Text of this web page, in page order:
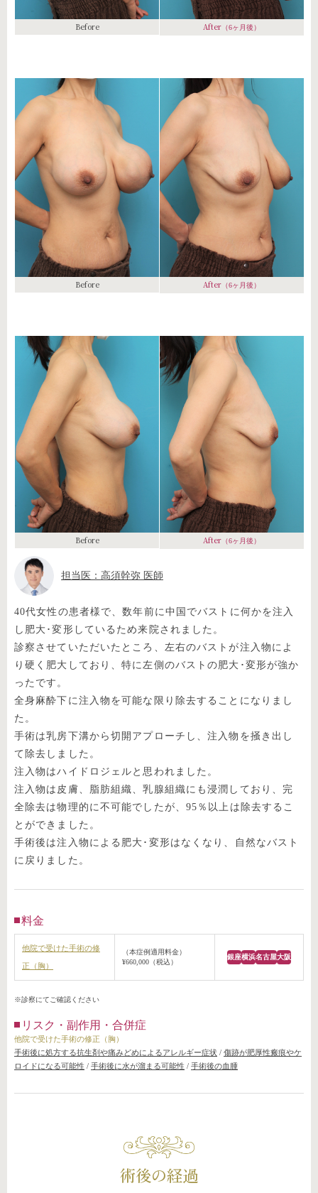
Before After （6ヶ月後）
Before After （6ヶ月後）
Before After （6ヶ月後）
担当医：高須幹弥 医師
40代女性の患者様で、数年前に中国でバストに何かを注入
し肥大･変形しているため来院されました。
診察させていただいたところ、左右のバストが注入物によ
り硬く肥大しており、特に左側のバストの肥大･変形が強か
ったです。
全身麻酔下に注入物を可能な限り除去することになりまし
た。
手術は乳房下溝から切開アプローチし、注入物を掻き出し
て除去しました。
注入物はハイドロジェルと思われました。
注入物は皮膚、脂肪組織、乳腺組織にも浸潤しており、完
全除去は物理的に不可能でしたが、95％以上は除去するこ
とができました。
手術後は注入物による肥大･変形はなくなり、自然なバスト
に戻りました。
料金
他院で受けた手術の修
正（胸）
（本症例適用料金）
¥660,000（税込）
銀座横浜名古屋大阪
※診察にてご確認ください
リスク・副作用・合併症
他院で受けた手術の修正（胸）
手術後に処方する抗生剤や痛みどめによるアレルギー症状 / 傷跡が肥厚性瘢痕やケ
ロイドになる可能性 / 手術後に水が溜まる可能性 / 手術後の血腫
術後の経過